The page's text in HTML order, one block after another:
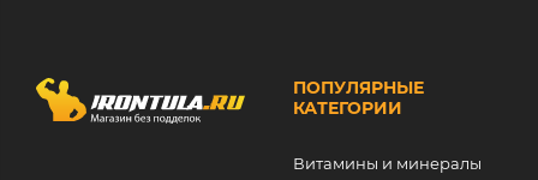
ПОПУЛЯРНЫЕ
КАТЕГОРИИ
Витамины и минералы